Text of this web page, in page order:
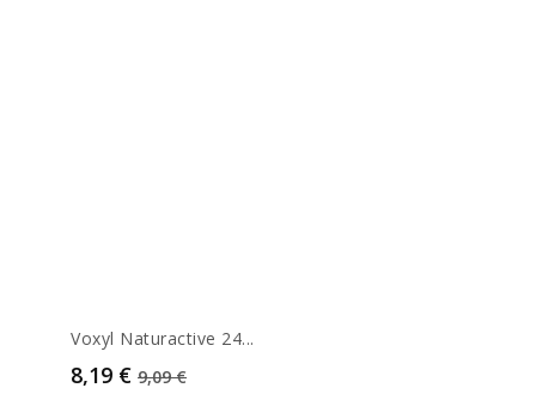
Voxyl Naturactive 24...
Prix
8,19 € Prix de base
9,09 €